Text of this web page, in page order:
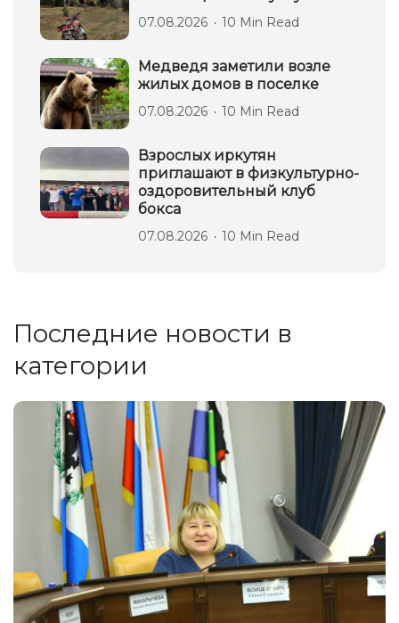
07.08.2026 10 Min Read
Медведя заметили возле
жилых домов в поселке
07.08.2026 10 Min Read
Взрослых иркутян
приглашают в физкультурно-
оздоровительный клуб
бокса
07.08.2026 10 Min Read
Последние новости в
категории